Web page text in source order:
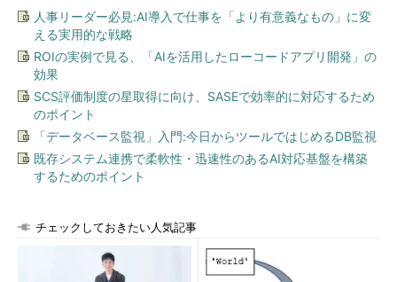
他にも韓国のWebサーバ管理会社NAYANAがランサムウェアに
感染して1億円以上の身代金を支払うという事例も発覚し、世界
中がランサムウェアに振り回されていました。
人事リーダー必見:AI導入で仕事を「より有意義なもの」に変
える実用的な戦略
ROIの実例で見る、「AIを活用したローコードアプリ開発」の
効果
SCS評価制度の星取得に向け、SASEで効率的に対応するため
のポイント
「データベース監視」入門:今日からツールではじめるDB監視
既存システム連携で柔軟性・迅速性のあるAI対応基盤を構築
するためのポイント
チェックしておきたい人気記事